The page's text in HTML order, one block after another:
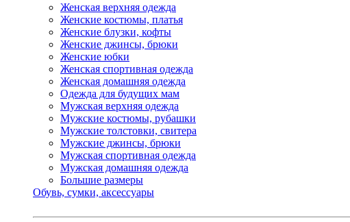
Женская верхняя одежда
Женские костюмы, платья
Женские блузки, кофты
Женские джинсы, брюки
Женские юбки
Женская спортивная одежда
Женская домашняя одежда
Одежда для будущих мам
Мужская верхняя одежда
Мужские костюмы, рубашки
Мужские толстовки, свитера
Мужские джинсы, брюки
Мужская спортивная одежда
Мужская домашняя одежда
Большие размеры
Обувь, сумки, аксессуары